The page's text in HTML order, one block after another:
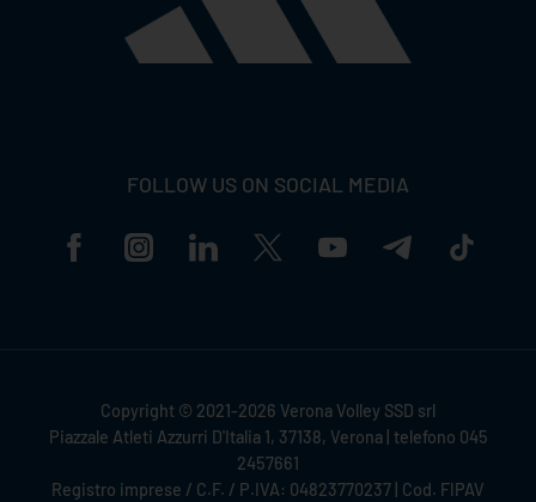
FOLLOW US ON SOCIAL MEDIA
Copyright © 2021-2026 Verona Volley SSD srl
Piazzale Atleti Azzurri D'Italia 1, 37138, Verona | telefono 045
2457661
Registro imprese / C.F. / P.IVA: 04823770237 | Cod. FIPAV